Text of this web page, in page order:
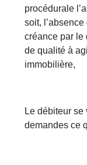
procédurale
soit,
créance par le
de qualité à
immobilière,
Le débiteur se
demandes ce